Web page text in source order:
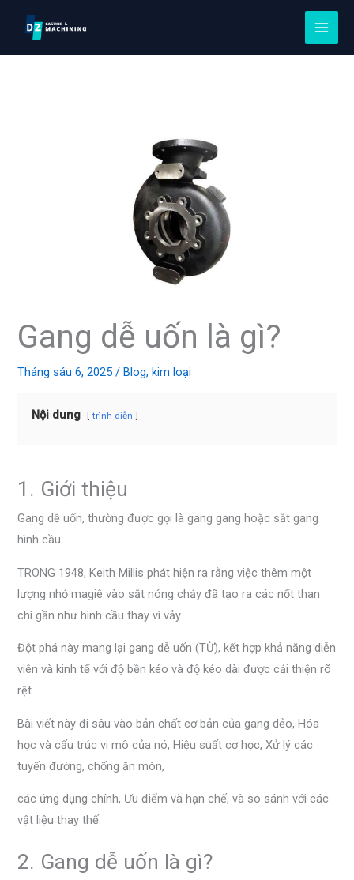
nội
Gang dễ uốn là gì?
Tháng sáu 6, 2025/Blog,kim loại
Nội dung trình diễn
1. Giới thiệu
Gang dễ uốn, thường được gọi là gang gang hoặc sắt gang
hình cầu.
TRONG 1948, Keith Millis phát hiện ra rằng việc thêm một
lượng nhỏ magiê vào sắt nóng chảy đã tạo ra các nốt than
chì gần như hình cầu thay vì vảy.
Đột phá này mang lại gang dễ uốn (TỪ), kết hợp khả năng diễn
viên và kinh tế với độ bền kéo và độ kéo dài được cải thiện rõ
rệt.
Bài viết này đi sâu vào bản chất cơ bản của gang dẻo, Hóa
học và cấu trúc vi mô của nó, Hiệu suất cơ học, Xử lý các
tuyến đường, chống ăn mòn,
các ứng dụng chính, Ưu điểm và hạn chế, và so sánh với các
vật liệu thay thế.
2. Gang dễ uốn là gì?